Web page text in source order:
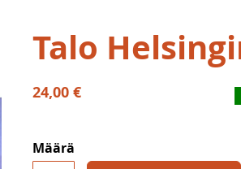
Talo
24,00 €
Määrä